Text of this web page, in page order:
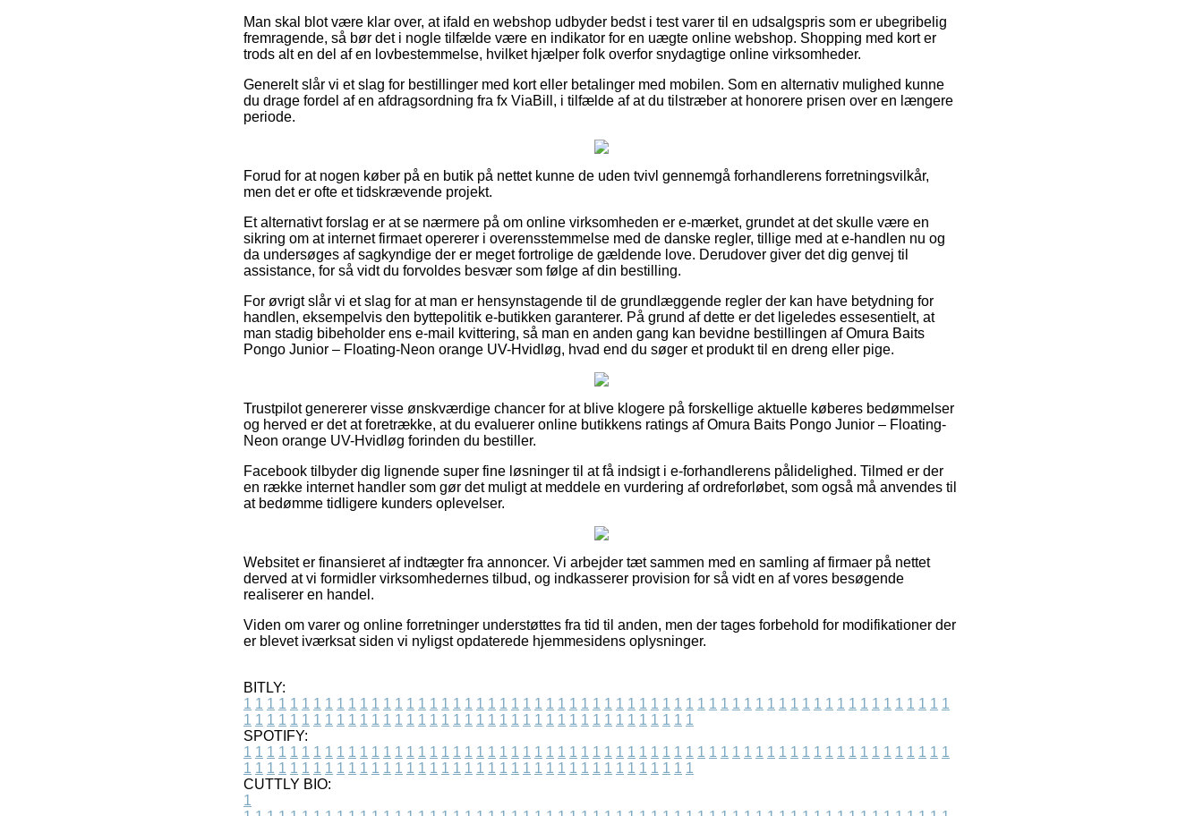
Man skal blot være klar over, at ifald en webshop udbyder bedst i test varer til en udsalgspris som er ubegribelig
fremragende, så bør det i nogle tilfælde være en indikator for en uægte online webshop. Shopping med kort er
trods alt en del af en lovbestemmelse, hvilket hjælper folk overfor snydagtige online virksomheder.
Generelt slår vi et slag for bestillinger med kort eller betalinger med mobilen. Som en alternativ mulighed kunne
du drage fordel af en afdragsordning fra fx ViaBill, i tilfælde af at du tilstræber at honorere prisen over en længere
periode.
Forud for at nogen køber på en butik på nettet kunne de uden tvivl gennemgå forhandlerens forretningsvilkår,
men det er ofte et tidskrævende projekt.
Et alternativt forslag er at se nærmere på om online virksomheden er e-mærket, grundet at det skulle være en
sikring om at internet firmaet opererer i overensstemmelse med de danske regler, tillige med at e-handlen nu og
da undersøges af sagkyndige der er meget fortrolige de gældende love. Derudover giver det dig genvej til
assistance, for så vidt du forvoldes besvær som følge af din bestilling.
For øvrigt slår vi et slag for at man er hensynstagende til de grundlæggende regler der kan have betydning for
handlen, eksempelvis den byttepolitik e-butikken garanterer. På grund af dette er det ligeledes essesentielt, at
man stadig bibeholder ens e-mail kvittering, så man en anden gang kan bevidne bestillingen af Omura Baits
Pongo Junior – Floating-Neon orange UV-Hvidløg, hvad end du søger et produkt til en dreng eller pige.
Trustpilot genererer visse ønskværdige chancer for at blive klogere på forskellige aktuelle køberes bedømmelser
og herved er det at foretrække, at du evaluerer online butikkens ratings af Omura Baits Pongo Junior – Floating-
Neon orange UV-Hvidløg forinden du bestiller.
Facebook tilbyder dig lignende super fine løsninger til at få indsigt i e-forhandlerens pålidelighed. Tilmed er der
en række internet handler som gør det muligt at meddele en vurdering af ordreforløbet, som også må anvendes til
at bedømme tidligere kunders oplevelser.
Websitet er finansieret af indtægter fra annoncer. Vi arbejder tæt sammen med en samling af firmaer på nettet
derved at vi formidler virksomhedernes tilbud, og indkasserer provision for så vidt en af vores besøgende
realiserer en handel.
Viden om varer og online forretninger understøttes fra tid til anden, men der tages forbehold for modifikationer der
er blevet iværksat siden vi nyligst opdaterede hjemmesidens oplysninger.
BITLY:
1 1 1 1 1 1 1 1 1 1 1 1 1 1 1 1 1 1 1 1 1 1 1 1 1 1 1 1 1 1 1 1 1 1 1 1 1 1 1 1 1 1 1 1 1 1 1 1 1 1 1 1 1 1 1 1 1 1 1 1 1
1 1 1 1 1 1 1 1 1 1 1 1 1 1 1 1 1 1 1 1 1 1 1 1 1 1 1 1 1 1 1 1 1 1 1 1 1 1 1
SPOTIFY:
1 1 1 1 1 1 1 1 1 1 1 1 1 1 1 1 1 1 1 1 1 1 1 1 1 1 1 1 1 1 1 1 1 1 1 1 1 1 1 1 1 1 1 1 1 1 1 1 1 1 1 1 1 1 1 1 1 1 1 1 1
1 1 1 1 1 1 1 1 1 1 1 1 1 1 1 1 1 1 1 1 1 1 1 1 1 1 1 1 1 1 1 1 1 1 1 1 1 1 1
CUTTLY BIO:
1